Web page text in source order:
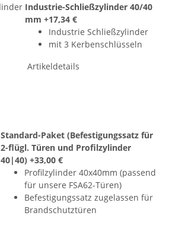
Industrie-Schließzylinder 40/40
mm+17,34 €
Industrie Schließzylinder
mit 3 Kerbenschlüsseln
Artikeldetails
Standard-Paket (Befestigungssatz für
2-flügl. Türen und Profilzylinder
40|40)+33,00 €
Profilzylinder 40x40mm (passend
für unsere FSA62-Türen)
Befestigungssatz zugelassen für
Brandschutztüren